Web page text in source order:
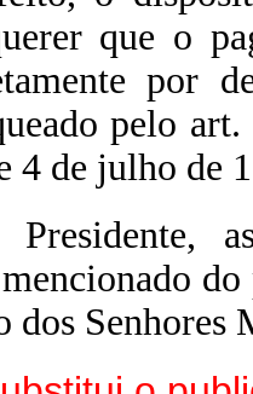
que o
por
pelo
4 de julho de
do
dos